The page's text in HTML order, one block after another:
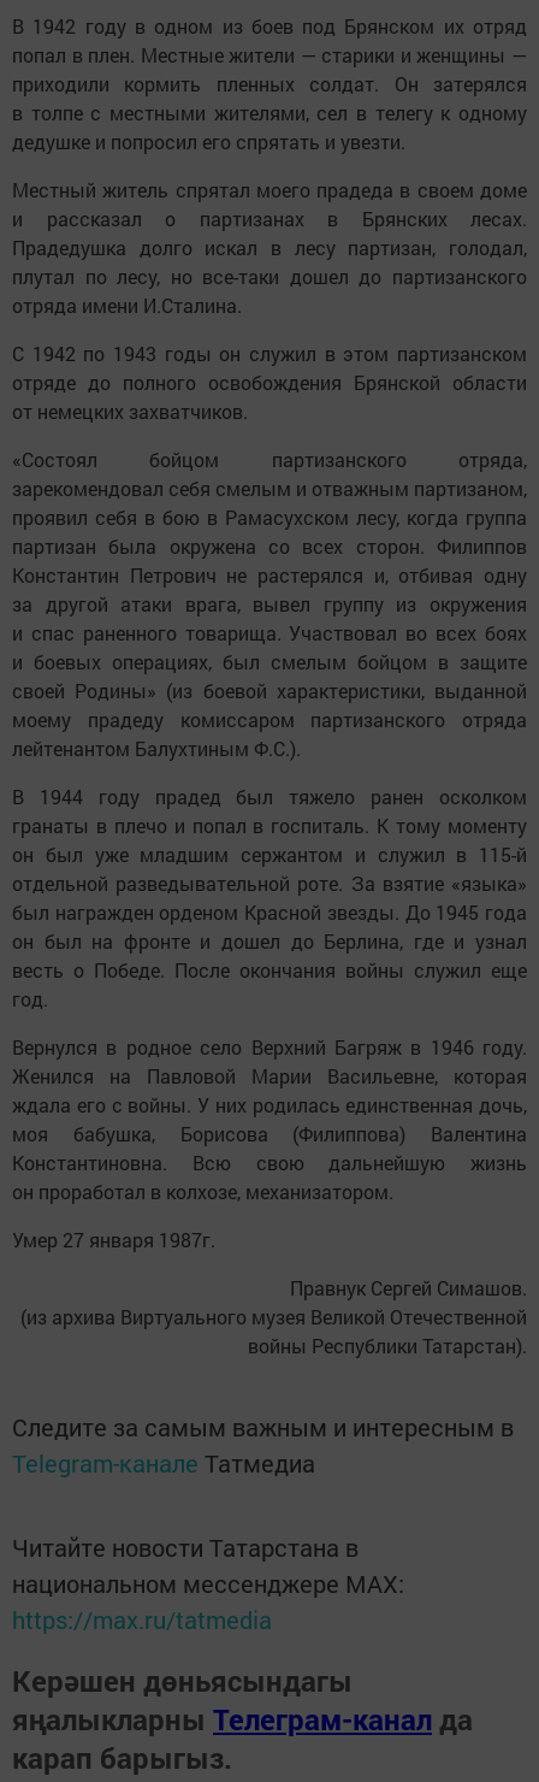
В 1942 году в одном из боев под Брянском их отряд
попал в плен. Местные жители — старики и женщины —
приходили кормить пленных солдат. Он затерялся
в толпе с местными жителями, сел в телегу к одному
дедушке и попросил его спрятать и увезти.
Местный житель спрятал моего прадеда в своем доме
и рассказал о партизанах в Брянских лесах.
Прадедушка долго искал в лесу партизан, голодал,
плутал по лесу, но все-таки дошел до партизанского
отряда имени И.Сталина.
С 1942 по 1943 годы он служил в этом партизанском
отряде до полного освобождения Брянской области
от немецких захватчиков.
«Состоял бойцом партизанского отряда,
зарекомендовал себя смелым и отважным партизаном,
проявил себя в бою в Рамасухском лесу, когда группа
партизан была окружена со всех сторон. Филиппов
Константин Петрович не растерялся и, отбивая одну
за другой атаки врага, вывел группу из окружения
и спас раненного товарища. Участвовал во всех боях
и боевых операциях, был смелым бойцом в защите
своей Родины» (из боевой характеристики, выданной
моему прадеду комиссаром партизанского отряда
лейтенантом Балухтиным Ф.С.).
В 1944 году прадед был тяжело ранен осколком
гранаты в плечо и попал в госпиталь. К тому моменту
он был уже младшим сержантом и служил в 115-й
отдельной разведывательной роте. За взятие «языка»
был награжден орденом Красной звезды. До 1945 года
он был на фронте и дошел до Берлина, где и узнал
весть о Победе. После окончания войны служил еще
год.
Вернулся в родное село Верхний Багряж в 1946 году.
Женился на Павловой Марии Васильевне, которая
ждала его с войны. У них родилась единственная дочь,
моя бабушка, Борисова (Филиппова) Валентина
Константиновна. Всю свою дальнейшую жизнь
он проработал в колхозе, механизатором.
Умер 27 января 1987г.
Правнук Сергей Симашов.
(из архива Виртуального музея Великой Отечественной
войны Республики Татарстан).
Следите за самым важным и интересным в
Telegram-канале Татмедиа
Читайте новости Татарстана в
национальном мессенджере MАХ:
https://max.ru/tatmedia
Керәшен дөньясындагы
яңалыкларны Телеграм-канал да
карап барыгыз.